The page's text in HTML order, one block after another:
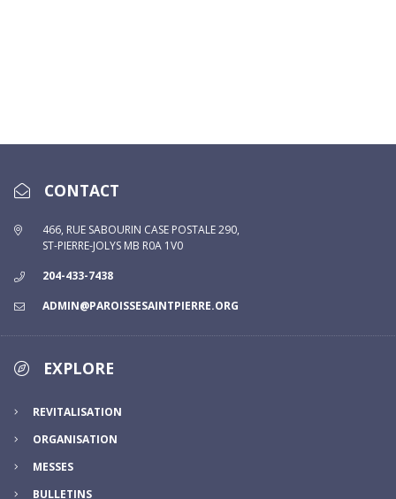
CONTACT
466, RUE SABOURIN CASE POSTALE 290,
ST-PIERRE-JOLYS MB R0A 1V0
204-433-7438
ADMIN@PAROISSESAINTPIERRE.ORG
EXPLORE
REVITALISATION
ORGANISATION
MESSES
BULLETINS